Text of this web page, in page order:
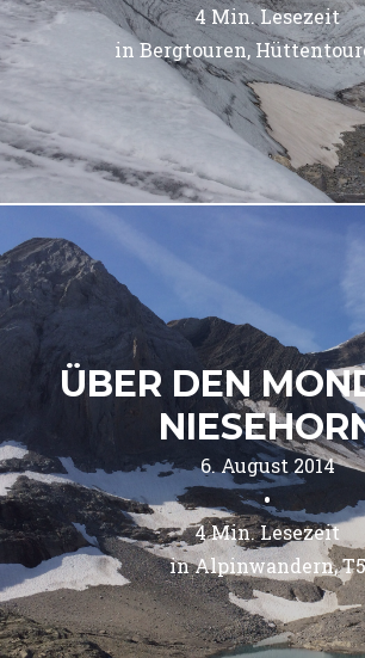
4 Min. Lesezeit
in Bergtouren
ÜBER DEN
6. August 2014
•
4Min. Lesezeit
in Alpinwandern T5